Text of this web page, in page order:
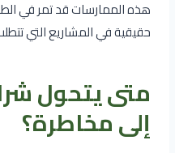
هذه الممارسات قد تمر في
حقيقية في المشاريع التي
إلى مخاطرة؟